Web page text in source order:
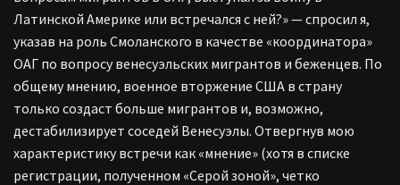
Латинской Америке или встречался с ней?» — спросил я,
указав на роль Смоланского в качестве «координатора»
ОАГ по вопросу венесуэльских мигрантов и беженцев. По
общему мнению, военное вторжение США в страну
только создаст больше мигрантов и, возможно,
дестабилизирует соседей Венесуэлы. Отвергнув мою
характеристику встречи как «мнение» (хотя в списке
регистрации, полученном «Серой зоной», четко